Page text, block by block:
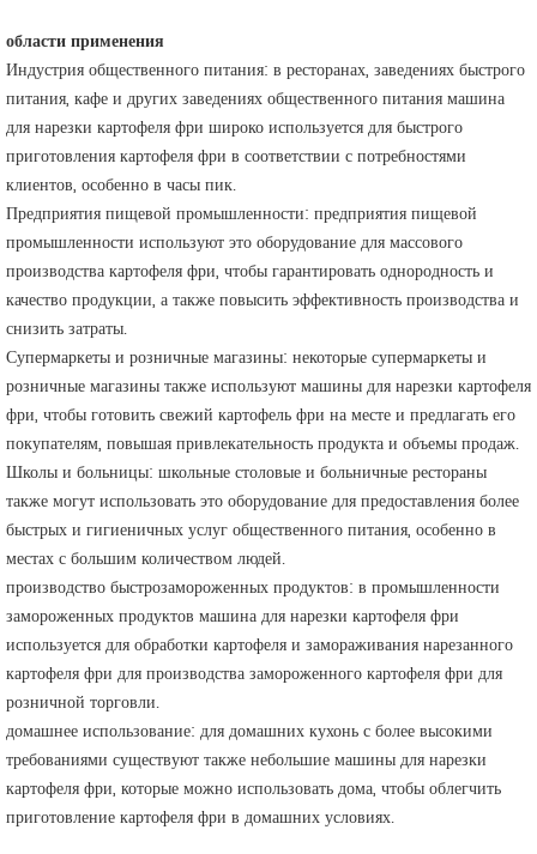
области применения
Индустрия общественного питания: в ресторанах, заведениях быстрого
питания, кафе и других заведениях общественного питания машина
для нарезки картофеля фри широко используется для быстрого
приготовления картофеля фри в соответствии с потребностями
клиентов, особенно в часы пик.
Предприятия пищевой промышленности: предприятия пищевой
промышленности используют это оборудование для массового
производства картофеля фри, чтобы гарантировать однородность и
качество продукции, а также повысить эффективность производства и
снизить затраты.
Супермаркеты и розничные магазины: некоторые супермаркеты и
розничные магазины также используют машины для нарезки картофеля
фри, чтобы готовить свежий картофель фри на месте и предлагать его
покупателям, повышая привлекательность продукта и объемы продаж.
Школы и больницы: школьные столовые и больничные рестораны
также могут использовать это оборудование для предоставления более
быстрых и гигиеничных услуг общественного питания, особенно в
местах с большим количеством людей.
производство быстрозамороженных продуктов: в промышленности
замороженных продуктов машина для нарезки картофеля фри
используется для обработки картофеля и замораживания нарезанного
картофеля фри для производства замороженного картофеля фри для
розничной торговли.
домашнее использование: для домашних кухонь с более высокими
требованиями существуют также небольшие машины для нарезки
картофеля фри, которые можно использовать дома, чтобы облегчить
приготовление картофеля фри в домашних условиях.